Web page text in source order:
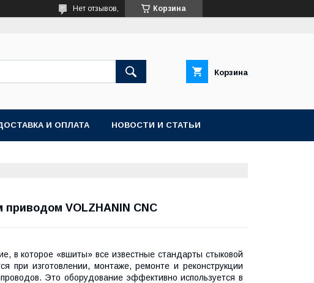
Корзина
Нет отзывов,
Корзина
И ОПЛАТА НОВОСТИ И СТАТЬИ
VOLZHANIN CNC
в которое «вшиты» все известные стандарты стыковой
при изготовлении, монтаже, ремонте и реконструкции
Это оборудование эффективно используется в